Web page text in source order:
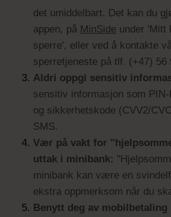
det umiddelbart. Det kan du
appen, på MinSide under 'Mitt
sperre', eller ved å kontakte
sperretjeneste på tlf. (+47) 56
Aldri oppgi sensitiv
sensitiv informasjon som
og sikkerhetskode (CVV2/
SMS.
Vær på vakt for
uttak i minibank:
minibank kan være en
ekstra oppmerksom når du
Benytt deg av mobilbetaling